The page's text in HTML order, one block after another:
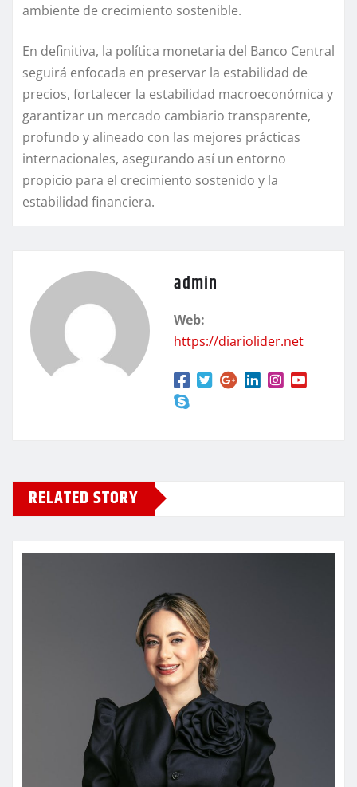
ambiente de crecimiento sostenible.
En definitiva, la política monetaria del Banco Central
seguirá enfocada en preservar la estabilidad de
precios, fortalecer la estabilidad macroeconómica y
garantizar un mercado cambiario transparente,
profundo y alineado con las mejores prácticas
internacionales, asegurando así un entorno
propicio para el crecimiento sostenido y la
estabilidad financiera.
admin
Web:
https://diariolider.net
RELATED STORY